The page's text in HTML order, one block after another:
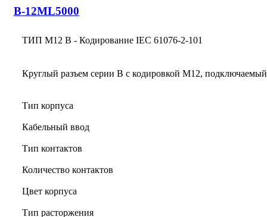
B-12ML5000
ТИП M12 B - Кодирование IEC 61076-2-101
Круглый разъем серии B с кодировкой M12,
Тип корпуса
Кабельный ввод
Тип контактов
Количество контактов
Цвет корпуса
Тип расторжения